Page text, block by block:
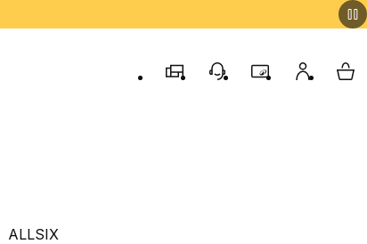
ProdavniceKorisnička podrška
ProgramMoj nalogMy
ALLSIX